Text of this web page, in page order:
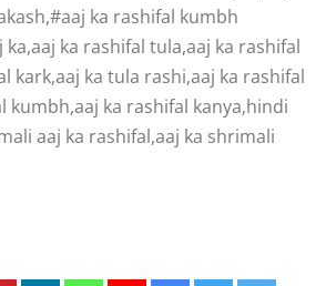
ka rashifal kumbh
ka rashifal tula,aaj ka rashifal
kark,aaj ka tula rashi,aaj ka rashifal
kumbh,aaj ka rashifal kanya,hindi
aaj ka rashifal,aaj ka shrimali